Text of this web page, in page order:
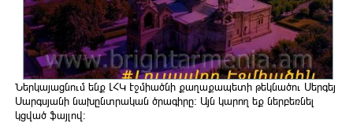
Ներկայացնում ենք ԼՀԿ Էջմիածնի քաղաքապետի թեկնածու Սերգեյ
Սարգսյանի նախընտրական ծրագիրը։ Այն կարող եք ներբեռնել
կցված ֆայլով։